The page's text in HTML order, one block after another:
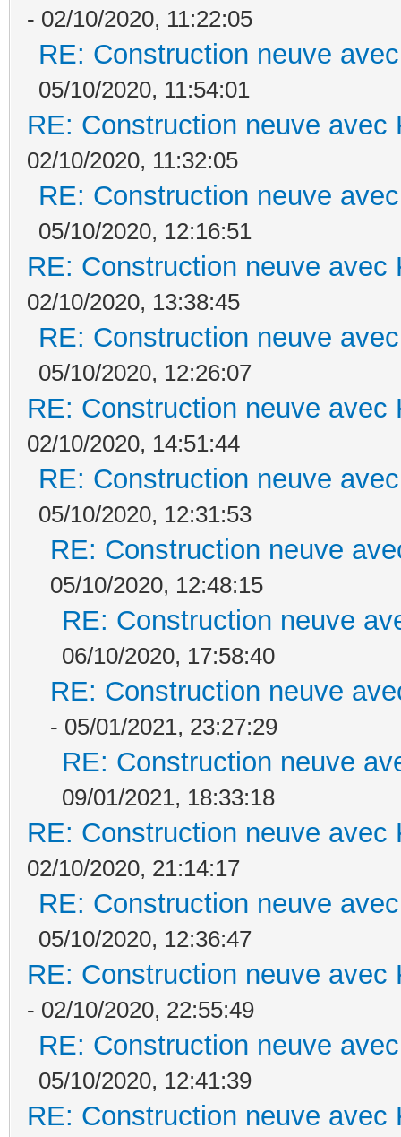
- 02/10/2020, 11:22:05
RE: Construction neuve
05/10/2020, 11:54:01
RE: Construction neuve avec
02/10/2020, 11:32:05
RE: Construction neuve
05/10/2020, 12:16:51
RE: Construction neuve avec
02/10/2020, 13:38:45
RE: Construction neuve
05/10/2020, 12:26:07
RE: Construction neuve avec
02/10/2020, 14:51:44
RE: Construction neuve
05/10/2020, 12:31:53
RE: Construction neuve
05/10/2020, 12:48:15
RE: Construction neuve
06/10/2020, 17:58:40
RE: Construction neuve
- 05/01/2021, 23:27:29
RE: Construction neuve
09/01/2021, 18:33:18
RE: Construction neuve avec
02/10/2020, 21:14:17
RE: Construction neuve
05/10/2020, 12:36:47
RE: Construction neuve avec
- 02/10/2020, 22:55:49
RE: Construction neuve
05/10/2020, 12:41:39
RE: Construction neuve avec